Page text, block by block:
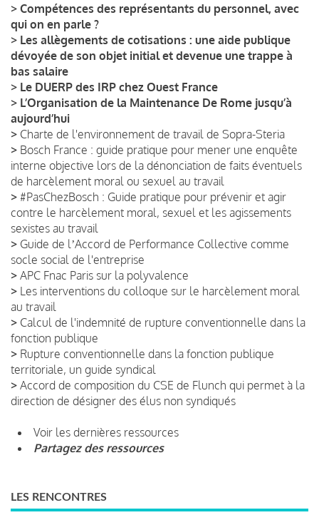
> Compétences des représentants du personnel, avec
qui on en parle ?
> Les allègements de cotisations : une aide publique
dévoyée de son objet initial et devenue une trappe à
bas salaire
> Le DUERP des IRP chez Ouest France
> L’Organisation de la Maintenance De Rome jusqu’à
aujourd’hui
> Charte de l'environnement de travail de Sopra-Steria
> Bosch France : guide pratique pour mener une enquête
interne objective lors de la dénonciation de faits éventuels
de harcèlement moral ou sexuel au travail
> #PasChezBosch : Guide pratique pour prévenir et agir
contre le harcèlement moral, sexuel et les agissements
sexistes au travail
> Guide de lʼAccord de Performance Collective comme
socle social de l'entreprise
> APC Fnac Paris sur la polyvalence
> Les interventions du colloque sur le harcèlement moral
au travail
> Calcul de l'indemnité de rupture conventionnelle dans la
fonction publique
> Rupture conventionnelle dans la fonction publique
territoriale, un guide syndical
> Accord de composition du CSE de Flunch qui permet à la
direction de désigner des élus non syndiqués
Voir les dernières ressources
Partagez des ressources
LES RENCONTRES